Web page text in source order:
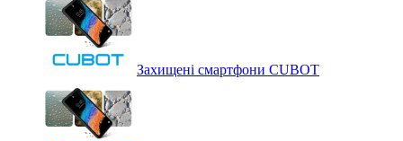
Захищені смартфони CUBOT